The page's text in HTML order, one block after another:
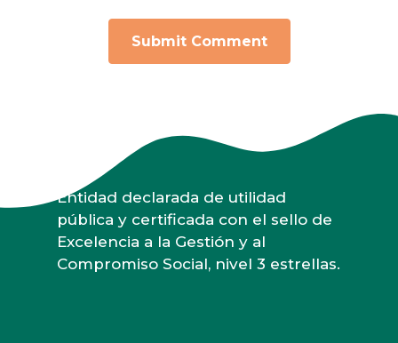
Entidad declarada de utilidad
pública y certificada con el sello de
Excelencia a la Gestión y al
Compromiso Social, nivel 3 estrellas.